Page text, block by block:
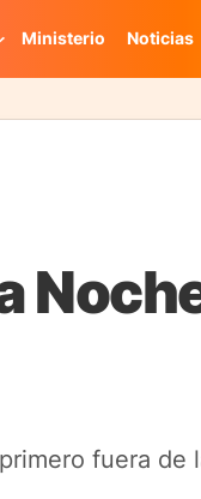
Ministerio Noticias
fuera de